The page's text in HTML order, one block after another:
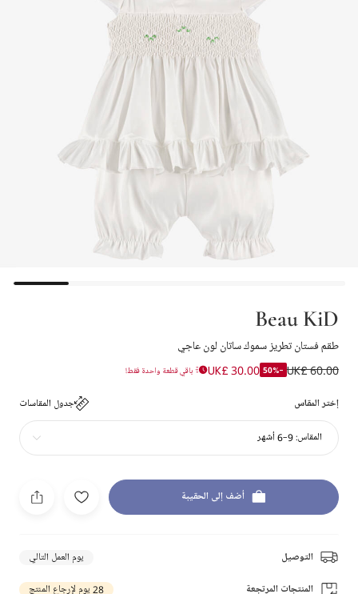
Beau KiD
طقم فستان تطريز سموك ساتان لون عاجي
UK£ 60.00
-50%
UK£ 30.00 باقي قطعة واحدة فقط!
إختر المقاس جدول المقاسات
المقاس:9-6 أشهر
أضف إلى الحقيبة
التوصيل يوم العمل التالي
المنتجات المرتجعة 28 يوم لإرجاع المنتج